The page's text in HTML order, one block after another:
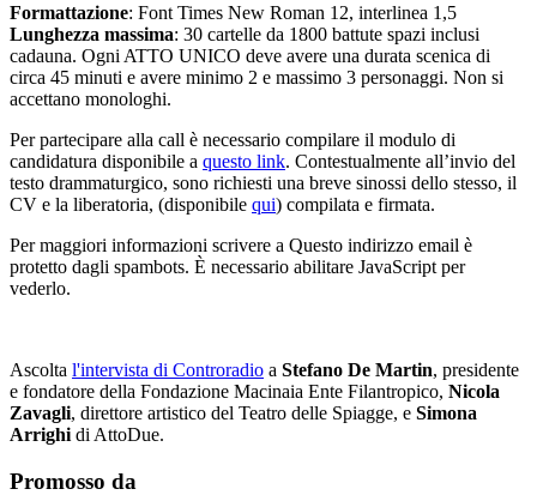
Formattazione: Font Times New Roman 12, interlinea 1,5
Lunghezza massima: 30 cartelle da 1800 battute spazi inclusi
cadauna. Ogni ATTO UNICO deve avere una durata scenica di
circa 45 minuti e avere minimo 2 e massimo 3 personaggi. Non si
accettano monologhi.
Per partecipare alla call è necessario compilare il modulo di
candidatura disponibile a questo link. Contestualmente all’invio del
testo drammaturgico, sono richiesti una breve sinossi dello stesso, il
CV e la liberatoria, (disponibile qui) compilata e firmata.
Per maggiori informazioni scrivere a Questo indirizzo email è
protetto dagli spambots. È necessario abilitare JavaScript per
vederlo.
Ascolta l'intervista di Controradio a Stefano De Martin, presidente
e fondatore della Fondazione Macinaia Ente Filantropico, Nicola
Zavagli, direttore artistico del Teatro delle Spiagge, e Simona
Arrighi di AttoDue.
Promosso da